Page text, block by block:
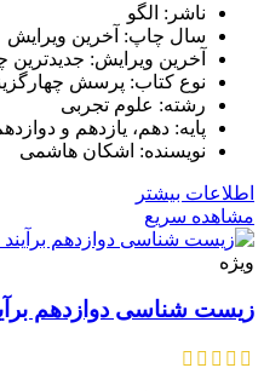
ناشر: الگو
سال چاپ: آخرین ویرایش
آخرین ویرایش: جدیدترین
نوع کتاب: پرسش‌
رشته: علوم تجربی
پایه: دهم، یازدهم و
نویسنده: اشکان هاشمی
اطلاعات بیشتر
مشاهده سریع
ویژه
زیست شناسی دوازدهم